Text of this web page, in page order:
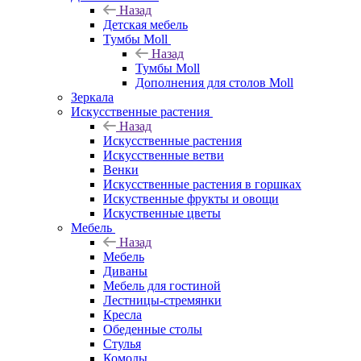
Назад
Детская мебель
Тумбы Moll
Назад
Тумбы Moll
Дополнения для столов Moll
Зеркала
Искусственные растения
Назад
Искусственные растения
Искусственные ветви
Венки
Искусственные растения в горшках
Искуственные фрукты и овощи
Искуственные цветы
Мебель
Назад
Мебель
Диваны
Мебель для гостиной
Лестницы-стремянки
Кресла
Обеденные столы
Стулья
Комоды